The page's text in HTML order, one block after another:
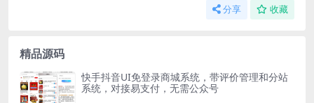
分享 收藏
精品源码
快手抖音UI免登录商城系统，带评价管理和分站
系统，对接易支付，无需公众号